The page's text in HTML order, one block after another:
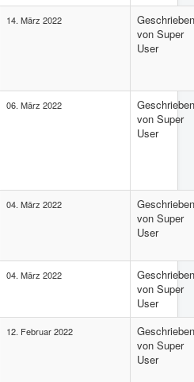
14. März 2022
Geschrieben
von Super
User
06. März 2022
Geschrieben
von Super
User
04. März 2022
Geschrieben
von Super
User
04. März 2022
Geschrieben
von Super
User
12. Februar 2022
Geschrieben
von Super
User